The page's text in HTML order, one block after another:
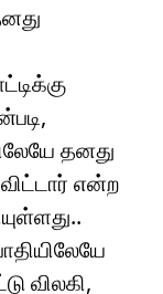
தனது
என்ற
விலகி,